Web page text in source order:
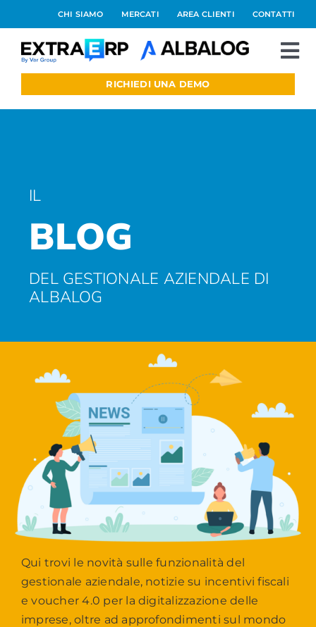
al
contenuto
CHI SIAMO MERCATI AREA CLIENTI CONTATTI
Extraerp Aree
Blog
RICHIEDI UNA DEMO
IL
BLOG
DEL GESTIONALE AZIENDALE DI
ALBALOG
Qui trovi le novità sulle funzionalità del
gestionale aziendale, notizie su incentivi fiscali
e voucher 4.0 per la digitalizzazione delle
imprese, oltre ad approfondimenti sul mondo